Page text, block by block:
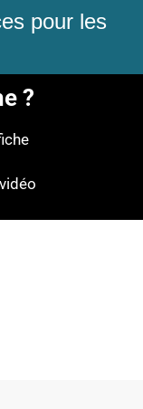
pour les
?